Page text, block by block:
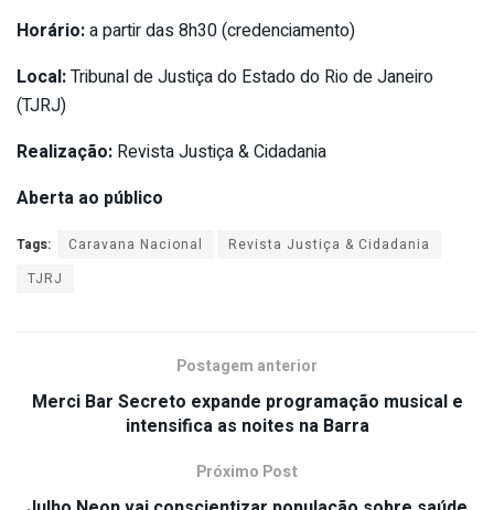
Horário:a partir das 8h30 (credenciamento)
Local:Tribunal de Justiça do Estado do Rio de Janeiro
(TJRJ)
Realização: Revista Justiça & Cidadania
Aberta ao público
Tags: Caravana Nacional
Revista Justiça & Cidadania
TJRJ
Postagem anterior
Merci Bar Secreto expande programação musical e
intensifica as noites na Barra
Próximo Post